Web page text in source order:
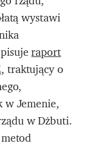
wystawi
raport
, traktujący o
Jemenie,
w Dżbuti.